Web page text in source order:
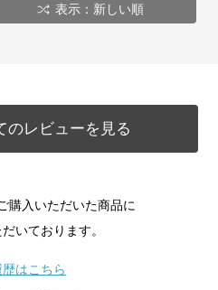
表示：新しい順
のレビューを見る
購入いただいた商品に
いております。
はこちら